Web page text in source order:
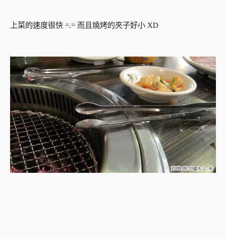
上菜的速度很快 =.= 而且燒烤的夾子好小 XD